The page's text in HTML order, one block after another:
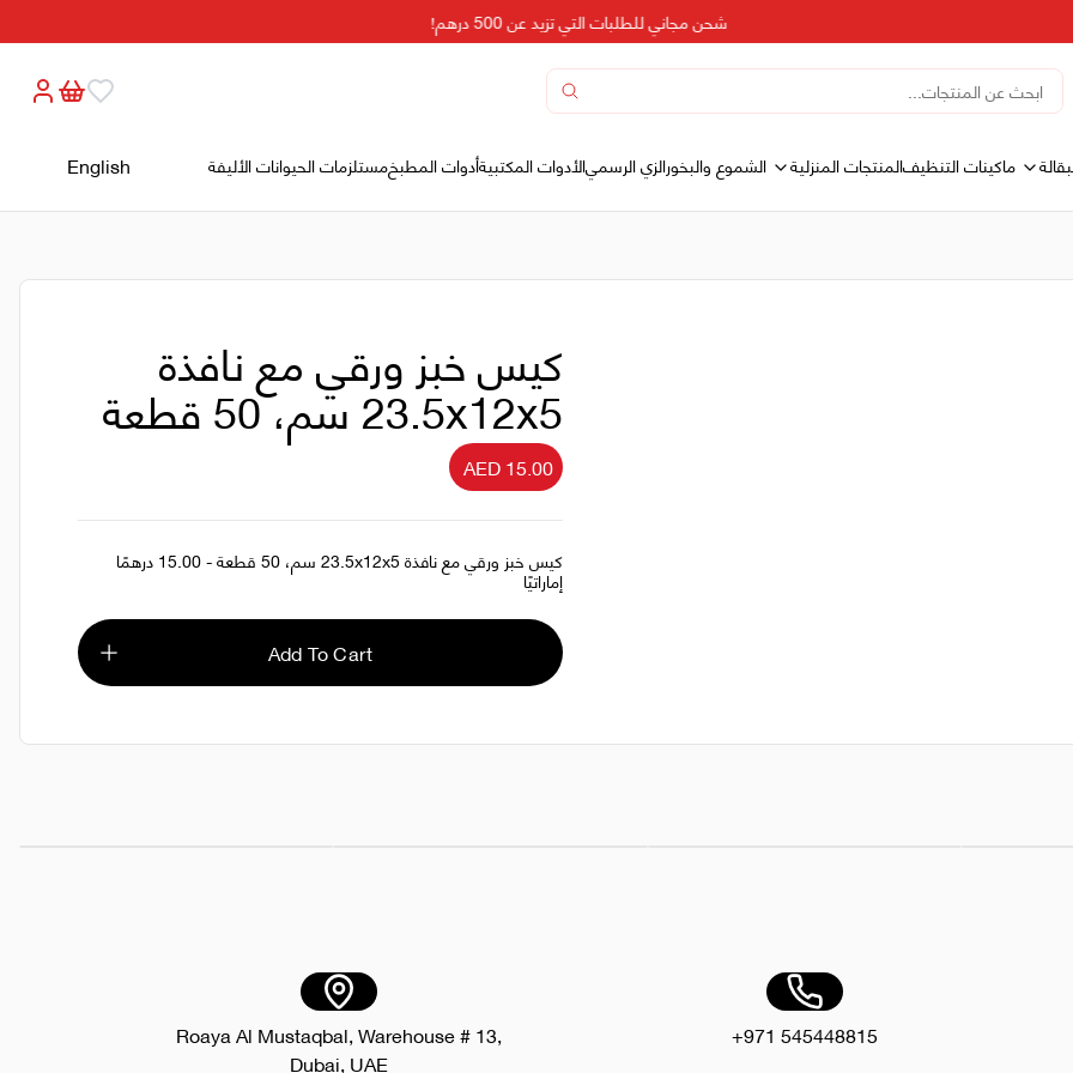
شحن مجاني للطلبات التي تزيد عن 500 درهم!
ماكينات التنظيفالمنتجات المنزلية الشموع والبخورالزي الرسميالأدوات المكتبيةأدوات المطبخمستلزمات الحيوانات الأليفة English
كيس خبز ورقي مع نافذة
23.5x12x5 سم، 50 قطعة
AED 15.00
كيس خبز ورقي مع نافذة 23.5x12x5 سم، 50 قطعة - 15.00 درهمًا
إماراتيًا
Add To Cart
+971 545448815
Roaya Al Mustaqbal, Warehouse # 13,
Dubai, UAE